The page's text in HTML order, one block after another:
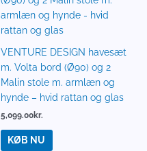
VENTURE DESIGN havesæt
m. Volta bord (Ø90) og 2
Malin stole m. armlæn og
hynde – hvid rattan og glas
5,099.00kr.
KØB NU